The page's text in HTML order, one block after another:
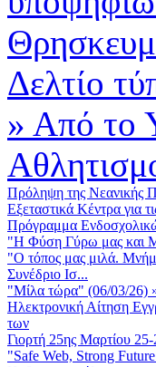
Δελτίο
» Από το
Πρόληψη της Νεανικής
Εξεταστικά Κέντρα για
Πρόγραμμα
"Η Φύση Γύρω μας και
"Ο τόπος μας μιλά.
Συνέδριο Ισ...
"Μίλα τώρα" (06/03/26)
Ηλεκτρονική Αίτηση
των
Γιορτή 25ης Μαρτίου
"Safe Web, Strong